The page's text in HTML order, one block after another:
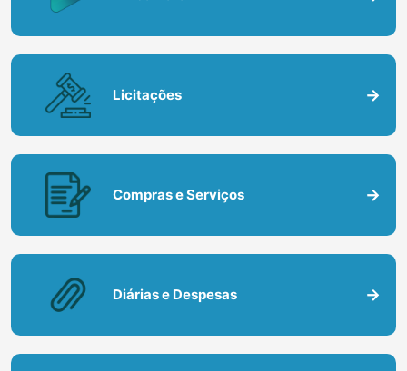
TV Câmara
Licitações